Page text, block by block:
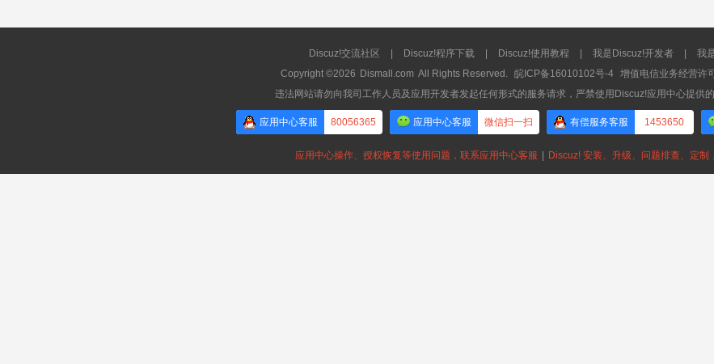
Discuz!交流社区 Discuz!程序下载 Discuz!使用教程 我是Discuz!开发者
我
Copyright ©2026 Dismall.com All Rights Reserved. 皖ICP备16010102号-4
增值电信业务经营许
违法网站请勿向我司工作人员及应用开发者发起任何形式的服务请求，严禁使用Discuz!应用中心提供
应用中心客服 80056365 应用中心客服 微信扫一扫 有偿服务客服 1453650
应用中心操作、授权恢复等使用问题，联系应用中心客服 Discuz! 安装、升级、问题排查、定制